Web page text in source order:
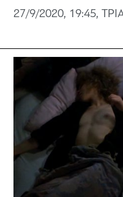
27/9/2020, 19:45,